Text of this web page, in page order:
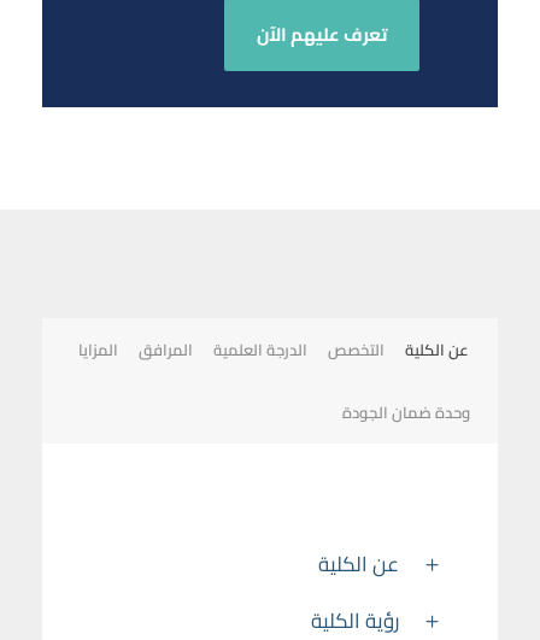
تعرف عليهم الآن
عن الكلية التخصص الدرجة العلمية المرافق المزايا
وحدة ضمان الجودة
عن الكلية
رؤية الكلية